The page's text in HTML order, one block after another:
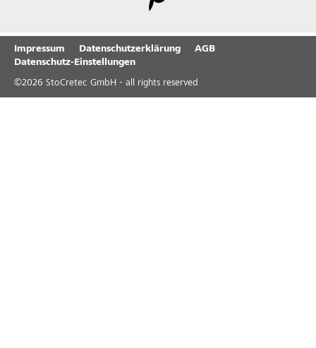
Impressum Datenschutzerklärung
AGB
Datenschutz-Einstellungen
©2026 StoCretec GmbH - all rights reserved